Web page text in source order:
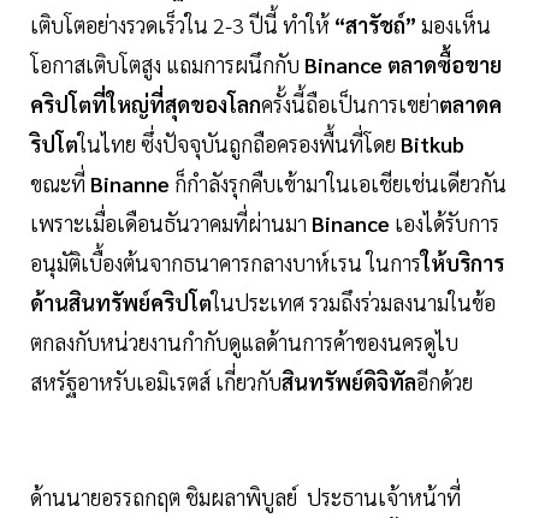
เติบโตอย่างรวดเร็วใน 2-3 ปีนี้ ทำให้ “สารัชถ์” มองเห็น
โอกาสเติบโตสูง แถมการผนึกกับ Binance ตลาดซื้อขาย
คริปโตที่ใหญ่ที่สุดของโลกครั้งนี้ถือเป็นการเขย่าตลาดค
ริปโตในไทย ซึ่งปัจจุบันถูกถือครองพื้นที่โดย Bitkub
ขณะที่ Binanne ก็กำลังรุกคืบเข้ามาในเอเชียเช่นเดียวกัน
เพราะเมื่อเดือนธันวาคมที่ผ่านมา Binance เองได้รับการ
อนุมัติเบื้องต้นจากธนาคารกลางบาห์เรน ในการให้บริการ
ด้านสินทรัพย์คริปโตในประเทศ รวมถึงร่วมลงนามในข้อ
ตกลงกับหน่วยงานกำกับดูแลด้านการค้าของนครดูไบ
สหรัฐอาหรับเอมิเรตส์ เกี่ยวกับสินทรัพย์ดิจิทัลอีกด้วย
ด้านนายอรรถกฤต ชิมผลาพิบูลย์ ประธานเจ้าหน้าที่